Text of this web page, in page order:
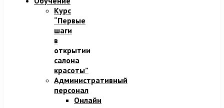
Курс
“Первые
шаги
в
открытии
салона
красоты”
Административный
персонал
Онлайн